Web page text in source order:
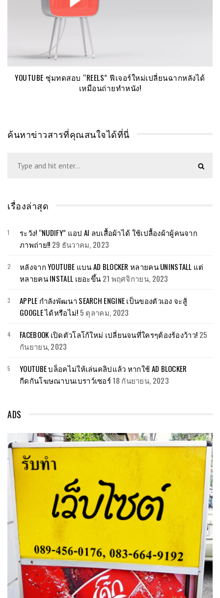
YOUTUBE ซุ่มทดสอบ “REELS” ฟีเจอร์ใหม่เปลี่ยนฉากหลังได้
เหมือนถ่ายทำหนัง!
ค้นหาข่าวสารที่คุณสนใจได้ที่นี่
เรื่องล่าสุด
ระวัง! “NUDIFY” แอป AI ลบเสื้อผ้าได้ ใช้เปลื้องผ้าผู้คนจาก
ภาพถ่าย!! 29 ธันวาคม, 2023
หลังจาก YOUTUBE แบน AD BLOCKER หลายคน UNINSTALL แต่
หลายคน INSTALL เยอะขึ้น 21 พฤศจิกายน, 2023
APPLE กำลังพัฒนา SEARCH ENGINE เป็นของตัวเอง จะสู้
GOOGLE ได้หรือไม่! 5 ตุลาคม, 2023
FACEBOOK เปิดตัวโลโก้ใหม่ เปลี่ยนจนที่ใครๆต้องร้องว้าว! 25
กันยายน, 2023
YOUTUBE บล็อคไม่ให้เล่นคลิปแล้ว หากใช้ AD BLOCKER
กีดกันโฆษณาบนเบราว์เซอร์18 กันยายน, 2023
ADS